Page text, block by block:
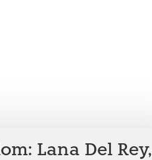
Lana Del Rey,